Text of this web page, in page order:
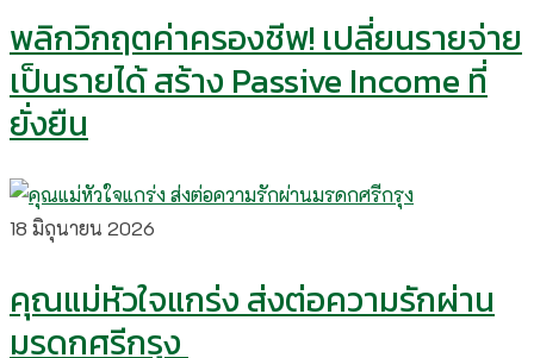
พลิกวิกฤตค่าครองชีพ! เปลี่ยนรายจ่าย
เป็นรายได้ สร้าง Passive Income ที่
ยั่งยืน
18 มิถุนายน 2026
คุณแม่หัวใจแกร่ง ส่งต่อความรักผ่าน
มรดกศรีกรุง